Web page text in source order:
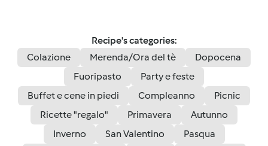
Recipe's categories:
Colazione
Merenda/Ora del tè
Dopocena
Fuoripasto
Party e feste
Buffet e cene in piedi
Compleanno
Picnic
Ricette "regalo"
Primavera
Autunno
Inverno
San Valentino
Pasqua